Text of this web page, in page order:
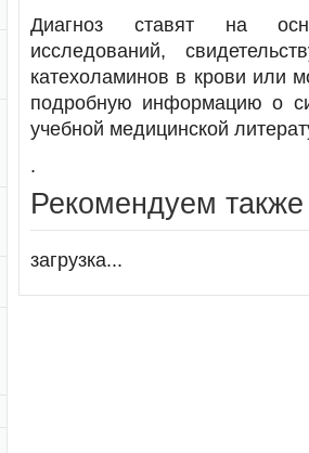
Диагноз ставят на
исследований,
катехоламинов в крови или
подробную информацию о
учебной медицинской
.
Рекомендуем
загрузка...